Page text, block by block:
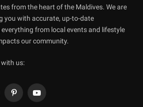
from the heart of the Maldives. We are
you with accurate, up-to-date
from local events and lifestyle
our community.
with us:
PinterestYouTube